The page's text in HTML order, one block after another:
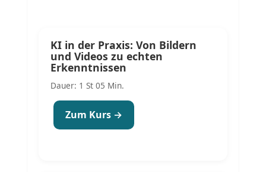
KI in der Praxis: Von Bildern
und Videos zu echten
Erkenntnissen
Dauer: 1 St 05 Min.
Zum Kurs →